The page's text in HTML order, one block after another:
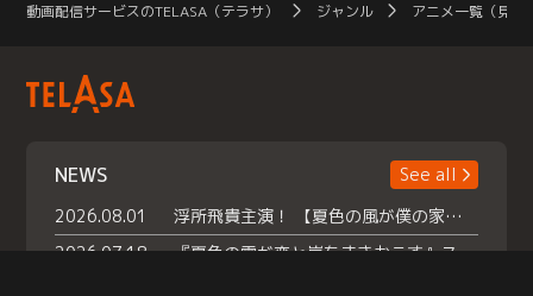
動画配信サービスのTELASA（テラサ） ジャンル アニメ一覧（見放
NEWS
See all
2026.08.01
浮所飛貴主演！ 【夏色の風が僕の家にやってきた】 本日よりテラサで独占配信スタート！
2026.07.18
『夏色の雲が恋と嵐をまきおこす』スペシャルメイキング 【Part1】2026年７月18日（土）23時30分～配信スタート！話題のシーンの裏側を大公開！豪華キャスト大集合！ 『武宮家 真夏の家族会議』開催！